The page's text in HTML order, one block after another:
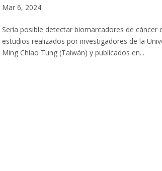
Mar 6, 2024
Sería posible detectar biomarcadores de
estudios realizados por investigadores de la
Ming Chiao Tung (Taiwán) y publicados en...